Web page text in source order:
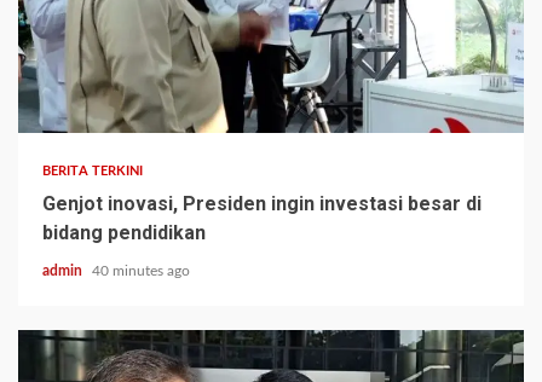
BERITA TERKINI
Genjot inovasi, Presiden ingin investasi besar di
bidang pendidikan
admin 40 minutes ago